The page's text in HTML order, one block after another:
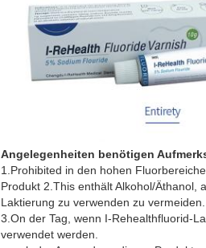
Angelegenheiten benötigen
1.Prohibited in den hohen
Produkt 2.This enthält Alkohol/Äthanol,
Laktierung zu verwenden zu vermeiden.
3.On der Tag, wenn I-Rehealthfluorid-
verwendet werden.